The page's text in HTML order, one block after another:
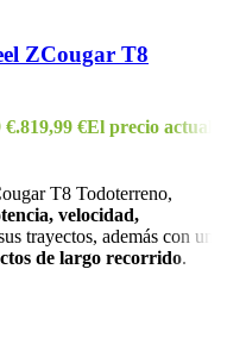
ZCougar T8
€.819,99 €El precio actual
T8 Todoterreno,
velocidad,
trayectos, además con un
de largo recorrido.